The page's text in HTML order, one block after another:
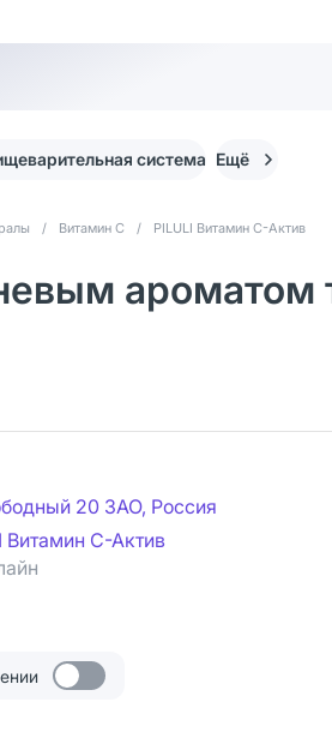
система Ещё
/ Витамин С / PILULI Витамин С-Актив
ароматом
20 ЗАО, Россия
Витамин С-Актив